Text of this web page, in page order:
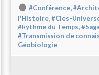
#Conférence,
l'Histoire,#Cles-
#Rythme du Temps,
#Transmission de
Géobiologie